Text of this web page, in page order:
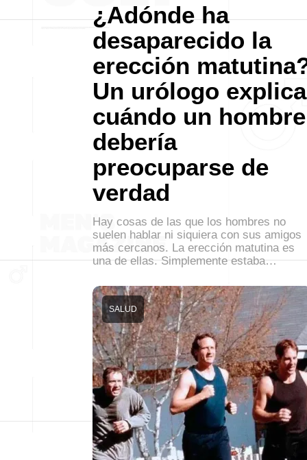
¿Adónde ha
desaparecido la
erección
Un urólogo explica
cuándo un hombre
debería
preocuparse de
verdad
Hay cosas de las que los hombres no
suelen hablar ni siquiera con sus amigos
más cercanos. La erección matutina es
una de ellas. Simplemente estaba…
SALUD